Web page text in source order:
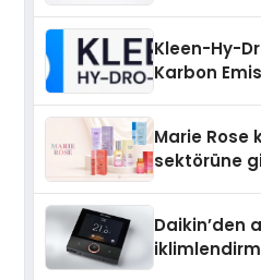
Kleen-Hy-
Karbon
Aldı
Marie Rose
sektörüne
Daikin’den